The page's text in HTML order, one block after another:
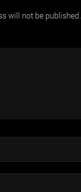
will not be